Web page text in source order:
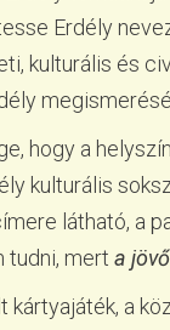
Erdély
kulturális és
hogy a
kulturális
látható, a
tudni, mert a
kártyajáték, a